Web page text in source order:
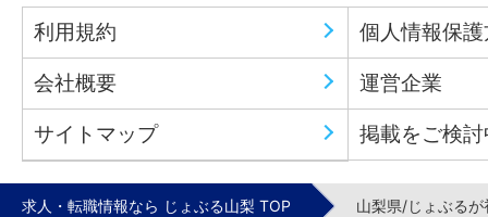
利用規約 個人情報保
会社概要 運営企業
サイトマップ 掲載をご検
求人・転職情報なら じょぶる山梨 TOP 山梨県/じょぶる